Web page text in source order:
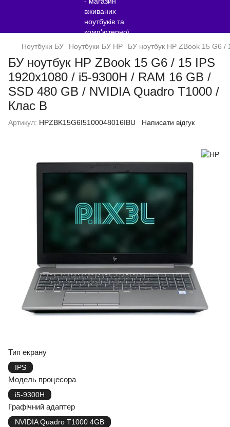
Ноутбуки БУ Ноутбуки БУ HP БУ ноутбук HP ZBook 15 G6
БУ ноутбук HP ZBook 15 G6 / 15 IPS
1920x1080 / i5-9300H / RAM 16 GB /
SSD 480 GB / NVIDIA Quadro T1000 /
Клас B
Артикул: HPZBK15G6I5100048016IBU Написати відгук
Тип екрану
IPS
Модель процесора
i5-9300H
Графічний адаптер
NVIDIA Quadro T1000 4GB